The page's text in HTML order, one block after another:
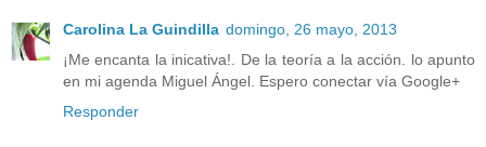
Carolina La Guindilla domingo, 26 mayo, 2013
¡Me encanta la inicativa!. De la teoría a la acción. lo apunto
en mi agenda Miguel Ángel. Espero conectar vía Google+
Responder